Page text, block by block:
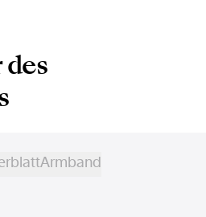
Armband